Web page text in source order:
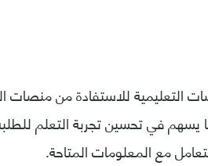
التعليمية للاستفادة من منصات
في تحسين تجربة التعلم
مع المعلومات المتاحة.